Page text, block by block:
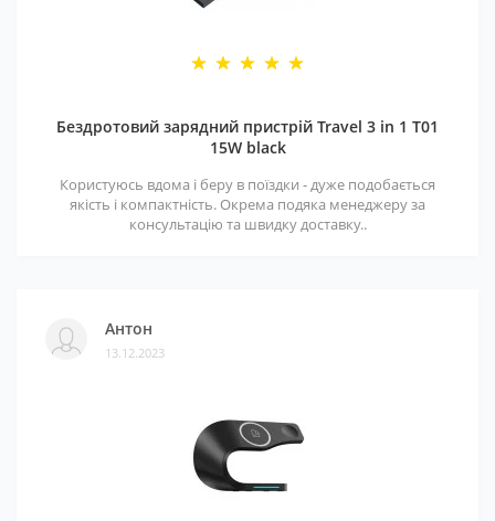
Бездротовий зарядний пристрій Travel 3 in 1 T01
15W black
Користуюсь вдома і беру в поїздки - дуже подобається
якість і компактність. Окрема подяка менеджеру за
консультацію та швидку доставку..
Антон
13.12.2023